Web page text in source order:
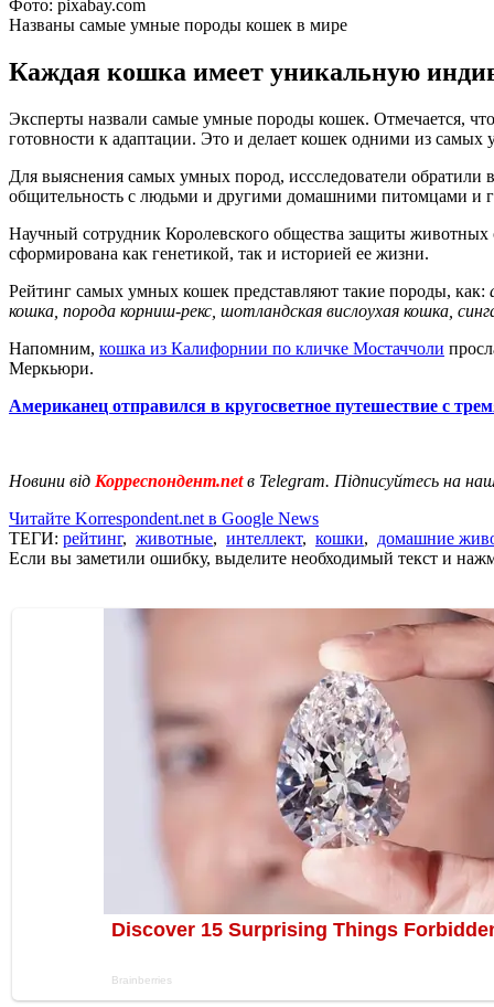
Фото: pixabay.com
Названы самые умные породы кошек в мире
Каждая кошка имеет уникальную
Эксперты назвали самые умные породы кошек. Отмечается,
готовности к адаптации. Это и делает кошек одними из
Для выяснения самых умных пород, иссследователи обратили
общительность с людьми и другими домашними питомцами и
Научный сотрудник Королевского общества защиты животных
сформирована как генетикой, так и историей ее жизни.
Рейтинг самых умных кошек представляют такие породы, как:
кошка, порода корниш-рекс, шотландская вислоухая кошка,
Напомним, кошка из Калифорнии по кличке Мостаччоли
Меркьюри.
Американец отправился в кругосветное путешествие с
Новини від Корреспондент.netв Telegram. Підписуйтесь на
Читайте Korrespondent.net в Google News
ТЕГИ: рейтинг, животные, интеллект, кошки, домашние
Если вы заметили ошибку, выделите необходимый текст и